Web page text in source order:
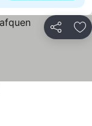
Partilhar